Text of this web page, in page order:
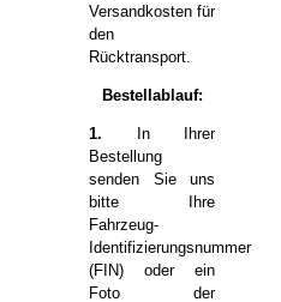
Versandkosten für
den
Rücktransport.
Bestellablauf:
1. In Ihrer
Bestellung
senden Sie uns
bitte Ihre
Fahrzeug-
Identifizierungsnummer
(FIN) oder ein
Foto der